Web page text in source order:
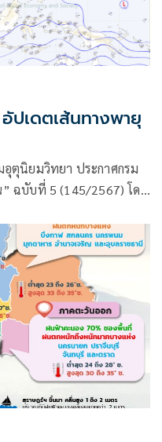
ปเดตเส้นทางพายุ
อุตุนิยมวิทยา ประกาศกรม
ฉบับที่ 5 (145/2567) โดย